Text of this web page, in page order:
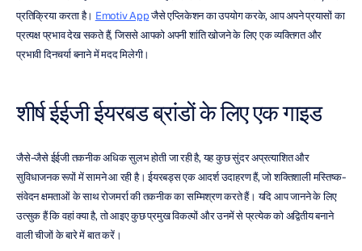
प्रतिक्रिया करता है। Emotiv App जैसे एप्लिकेशन का उपयोग करके, आप अपने प्रयासों का
प्रत्यक्ष प्रभाव देख सकते हैं, जिससे आपको अपनी शांति खोजने के लिए एक व्यक्तिगत और
प्रभावी दिनचर्या बनाने में मदद मिलेगी।
शीर्ष ईईजी ईयरबड ब्रांडों के लिए एक गाइड
जैसे-जैसे ईईजी तकनीक अधिक सुलभ होती जा रही है, यह कुछ सुंदर अप्रत्याशित और
सुविधाजनक रूपों में सामने आ रही है। ईयरबड्स एक आदर्श उदाहरण हैं, जो शक्तिशाली मस्तिष्क-
संवेदन क्षमताओं के साथ रोजमर्रा की तकनीक का सम्मिश्रण करते हैं। यदि आप जानने के लिए
उत्सुक हैं कि वहां क्या है, तो आइए कुछ प्रमुख विकल्पों और उनमें से प्रत्येक को अद्वितीय बनाने
वाली चीजों के बारे में बात करें।